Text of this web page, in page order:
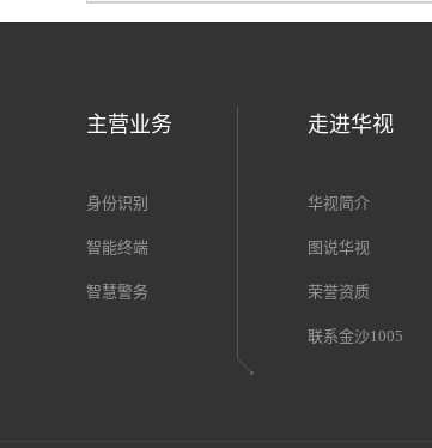
主营业务
身份识别
智能终端
智慧警务
走进华视
华视简介
图说华视
荣誉资质
联系金沙1005